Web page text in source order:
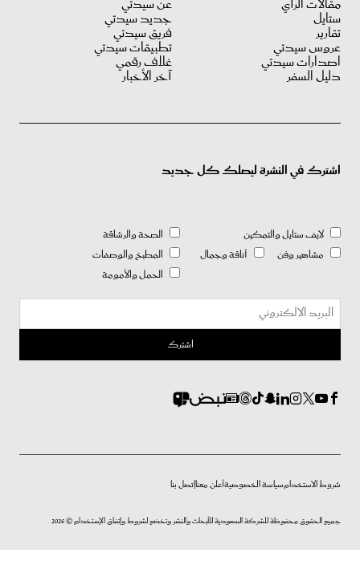
ستايل
تقارير
عروس سيدتي
اصدارات سيدتي
دليل السفر
جديد سيدتي
فريق سيدتي
تطبيقات سيدتي
غلاف رقمي
آخر الأخبار
اشترك في النشرة ليصلك كل جديد
لايف ستايل والتمكين
مشاهير وفن
أناقة وجمال
الصحة والرشاقة
المطبخ والوصفات
الحمل والأمومة
شروط الاستخدامسياسة الخصوصيةأعلن معناإتصل بنا
جميع الحقوق محفوظة للشركة السعودية للأبحاث والنشر وتخضع لشروط وإتفاق الإستخدام © 2026